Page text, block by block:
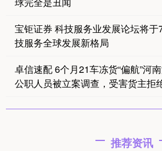
宝钜证券 科技服务业发展论坛将
技服务全球发展新格局
卓信速配 6个月21车冻货“偏航”河
公职人员被立案调查，受害货主拒
推荐资讯